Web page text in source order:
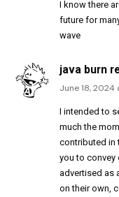
I know there
future for
wave
java burn
June 18, 2024
I intended to
much the
contributed in
you to convey
advertised as
on their own,